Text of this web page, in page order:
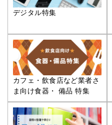
デジタル特集
カフェ・飲食店など業者さ
ま向け食器・ 備品 特集